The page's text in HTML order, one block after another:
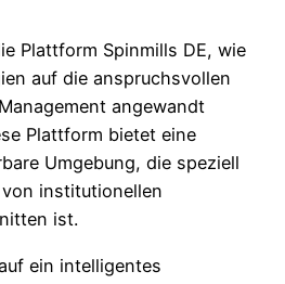
Plattform Spinmills DE, wie
auf die anspruchsvollen
angewandt
Plattform bietet eine
Umgebung, die speziell
institutionellen
ist.
ein intelligentes